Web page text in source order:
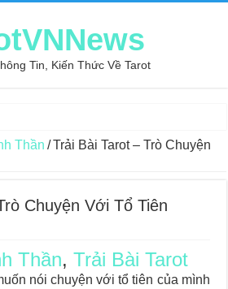
Tin, Kiến Thức Về Tarot
may Dony
Kết Nối Với Thế Giới Tâm Linh
Reader Nhưng Không Thấy Thỏa
Lá Số 70: Heaven
Lá Số 69: Contemplation
Thần /Trải Bài Tarot – Trò Chuyện
Chuyện Với Tổ Tiên
Thần,Trải Bài Tarot
nói chuyện với tổ tiên của mình